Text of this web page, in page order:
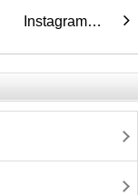
Instagram…